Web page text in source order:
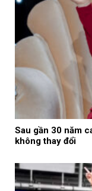
Sau gần 30 năm
không thay đổi